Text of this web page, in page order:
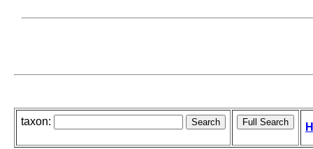
taxon: